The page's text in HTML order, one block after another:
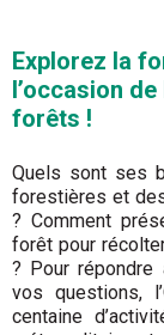
Explorez la
l’occasion
forêts !
Quels sont ses
forestières et
? Comment
forêt pour
? Pour
vos questions,
centaine